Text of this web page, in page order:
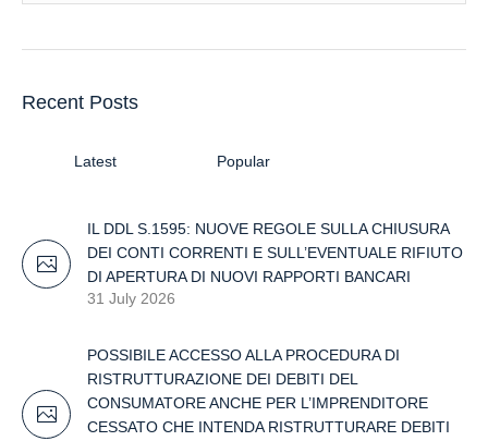
Recent Posts
Latest Popular
IL DDL S.1595: NUOVE REGOLE SULLA CHIUSURA
DEI CONTI CORRENTI E SULL’EVENTUALE RIFIUTO
DI APERTURA DI NUOVI RAPPORTI BANCARI
31 July 2026
POSSIBILE ACCESSO ALLA PROCEDURA DI
RISTRUTTURAZIONE DEI DEBITI DEL
CONSUMATORE ANCHE PER L’IMPRENDITORE
CESSATO CHE INTENDA RISTRUTTURARE DEBITI